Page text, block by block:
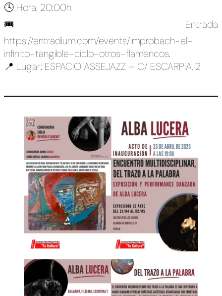
🕓 Hora: 20:00h
🎟️ Entrada
https://entradium.com/events/improbach-el-
infinito-tangible-ciclo-otros-flamencos.
📍 Lugar: ESPACIO ASSEJAZZ – C/ ESCARPIA, 2